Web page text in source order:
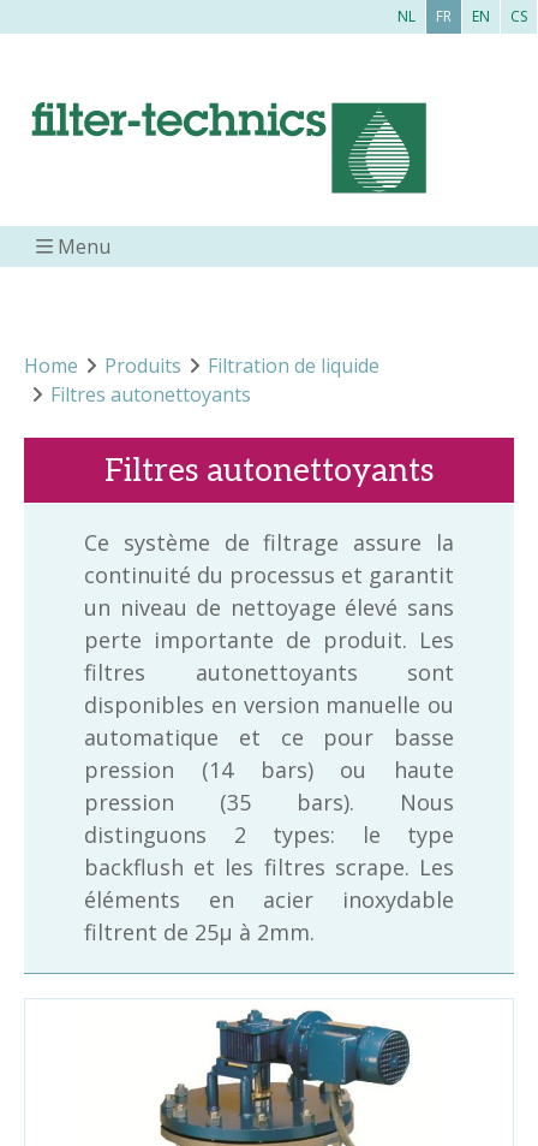
NL FR EN CS
Menu
Home Produits
Filtration de liquide
Filtres autonettoyants
Filtres autonettoyants
Ce système de filtrage assure la
continuité du processus et garantit
un niveau de nettoyage élevé sans
perte importante de produit. Les
filtres autonettoyants sont
disponibles en version manuelle ou
automatique et ce pour basse
pression (14 bars) ou haute
pression (35 bars). Nous
distinguons 2 types: le type
backflush et les filtres scrape. Les
éléments en acier inoxydable
filtrent de 25μ à 2mm.